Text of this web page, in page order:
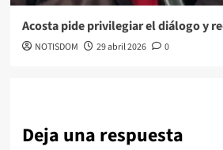
Acosta pide privilegiar el diálogo y
NOTISDOM 29 abril 2026 0
Deja una respuesta